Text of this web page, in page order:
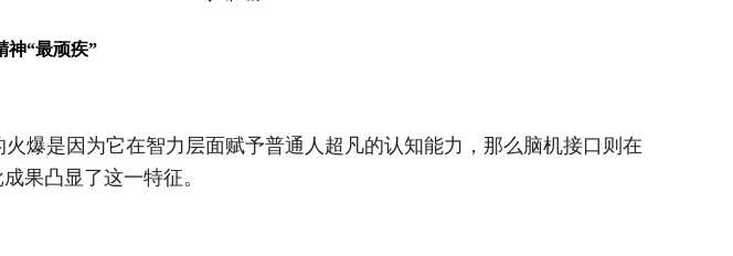
神“最顽疾”
是因为它在智力层面赋予普通人超凡的认知能力，那么脑机接口则在
果凸显了这一特征。